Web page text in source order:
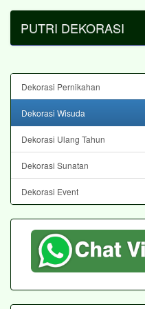
PUTRI DEKORASI
Dekorasi Pernikahan
Dekorasi Wisuda
Dekorasi Ulang Tahun
Dekorasi Sunatan
Dekorasi Event